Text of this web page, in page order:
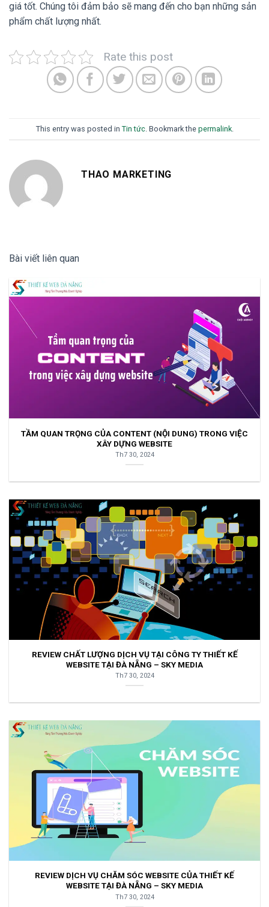
giá tốt. Chúng tôi đảm bảo sẽ mang đến cho bạn những sản
phẩm chất lượng nhất.
Rate this post
This entry was posted in Tin tức. Bookmark the permalink.
THAO MARKETING
Bài viết liên quan
TẦM QUAN TRỌNG CỦA CONTENT (NỘI DUNG) TRONG VIỆC
XÂY DỰNG WEBSITE
Th7 30, 2024
REVIEW CHẤT LƯỢNG DỊCH VỤ TẠI CÔNG TY THIẾT KẾ
WEBSITE TẠI ĐÀ NẴNG – SKY MEDIA
Th7 30, 2024
REVIEW DỊCH VỤ CHĂM SÓC WEBSITE CỦA THIẾT KẾ
WEBSITE TẠI ĐÀ NẴNG – SKY MEDIA
Th7 30, 2024